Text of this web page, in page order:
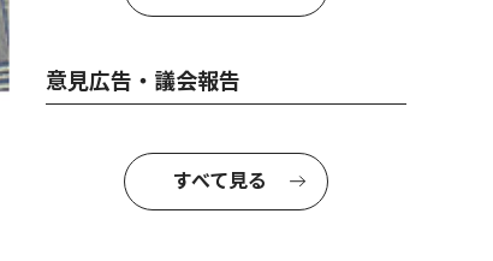
意見広告・議会報告
すべて見る